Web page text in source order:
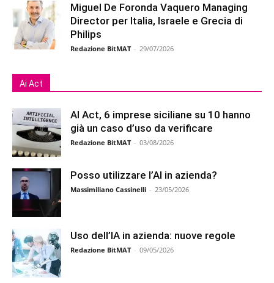
Miguel De Foronda Vaquero Managing
Director per Italia, Israele e Grecia di
Philips
Redazione BitMAT - 29/07/2026
Ai Act
AI Act, 6 imprese siciliane su 10 hanno
già un caso d’uso da verificare
Redazione BitMAT - 03/08/2026
Posso utilizzare l’AI in azienda?
Massimiliano Cassinelli - 23/05/2026
Uso dell’IA in azienda: nuove regole
Redazione BitMAT - 09/05/2026